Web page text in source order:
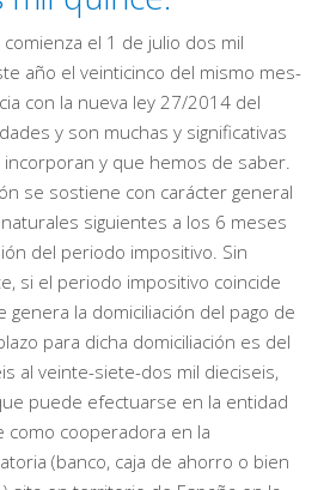
el 1 de julio dos mil
año el veinticinco del mismo mes-
con la nueva ley 27/2014 del
y son muchas y significativas
y que hemos de saber.
se sostiene con carácter general
siguientes a los 6 meses
del periodo impositivo. Sin
si el periodo impositivo coincide
genera la domiciliación del pago de
para dicha domiciliación es del
al veinte-siete-dos mil dieciseis,
puede efectuarse en la entidad
cooperadora en la
(banco, caja de ahorro o bien